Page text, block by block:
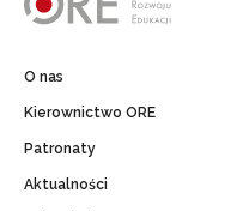
O nas
Kierownictwo ORE
Patronaty
Aktualności